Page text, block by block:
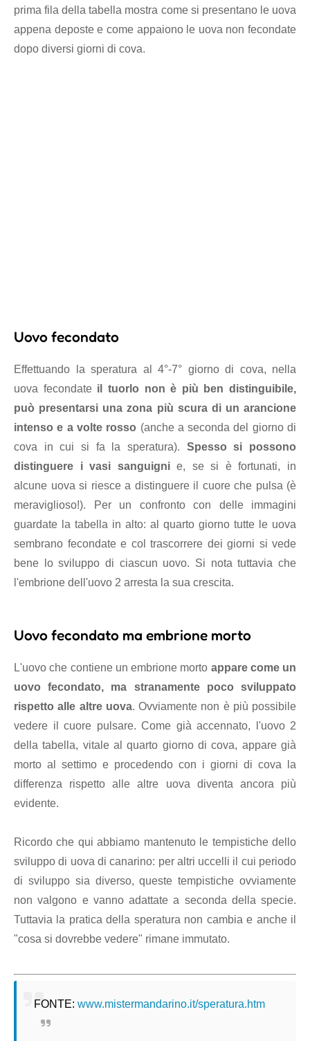
prima fila della tabella mostra come si presentano le uova
appena deposte e come appaiono le uova non fecondate
dopo diversi giorni di cova.
Uovo fecondato
Effettuando la speratura al 4°-7° giorno di cova, nella
uova fecondate il tuorlo non è più ben distinguibile,
può presentarsi una zona più scura di un arancione
intenso e a volte rosso (anche a seconda del giorno di
cova in cui si fa la speratura). Spesso si possono
distinguere i vasi sanguignie, se si è fortunati, in
alcune uova si riesce a distinguere il cuore che pulsa (è
meraviglioso!). Per un confronto con delle immagini
guardate la tabella in alto: al quarto giorno tutte le uova
sembrano fecondate e col trascorrere dei giorni si vede
bene lo sviluppo di ciascun uovo. Si nota tuttavia che
l'embrione dell'uovo 2 arresta la sua crescita.
Uovo fecondato ma embrione morto
L'uovo che contiene un embrione morto appare come un
uovo fecondato, ma stranamente poco sviluppato
rispetto alle altre uova. Ovviamente non è più possibile
vedere il cuore pulsare. Come già accennato, l'uovo 2
della tabella, vitale al quarto giorno di cova, appare già
morto al settimo e procedendo con i giorni di cova la
differenza rispetto alle altre uova diventa ancora più
evidente.
Ricordo che qui abbiamo mantenuto le tempistiche dello
sviluppo di uova di canarino: per altri uccelli il cui periodo
di sviluppo sia diverso, queste tempistiche ovviamente
non valgono e vanno adattate a seconda della specie.
Tuttavia la pratica della speratura non cambia e anche il
"cosa si dovrebbe vedere" rimane immutato.
FONTE: www.mistermandarino.it/speratura.htm